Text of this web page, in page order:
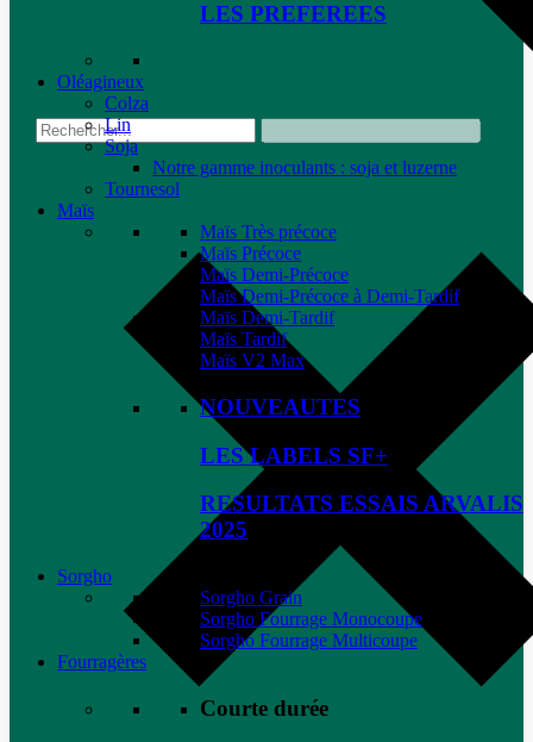
LES PREFEREES
Oléagineux
Colza
Lin
Soja
Notre gamme inoculants : soja et luzerne
Tournesol
Maïs
Maïs Très précoce
Maïs Précoce
Maïs Demi-Précoce
Maïs Demi-Précoce à Demi-Tardif
Maïs Demi-Tardif
Maïs Tardif
Maïs V2 Max
NOUVEAUTES
LES LABELS SF+
RESULTATS ESSAIS ARVALIS
2025
Sorgho
Sorgho Grain
Sorgho Fourrage Monocoupe
Sorgho Fourrage Multicoupe
Fourragères
Courte durée